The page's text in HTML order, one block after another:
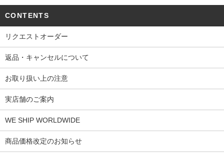
CONTENTS
リクエストオーダー
返品・キャンセルについて
お取り扱い上の注意
実店舗のご案内
WE SHIP WORLDWIDE
商品価格改定のお知らせ